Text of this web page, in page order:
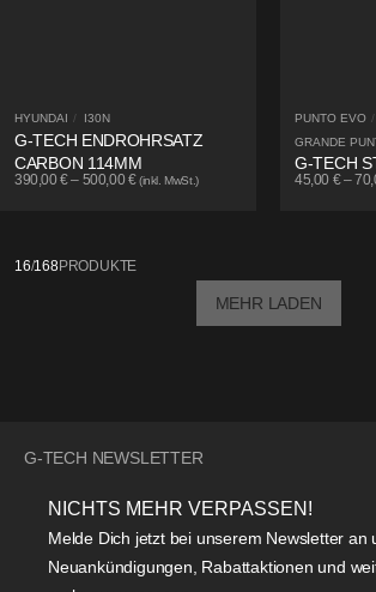
HYUNDAI / I30N
G-TECH ENDROHRSATZ
CARBON 114MM
390,00€– 500,00€ (inkl. MwSt.)
PUNTO EVO /
GRANDE
G-TECH
45,00 €–
16/168PRODUKTE
MEHR LADEN
G-TECH NEWSLETTER
NICHTS MEHR VERPASSEN!
Melde Dich jetzt bei unserem Newsletter an
Neuankündigungen, Rabattaktionen und